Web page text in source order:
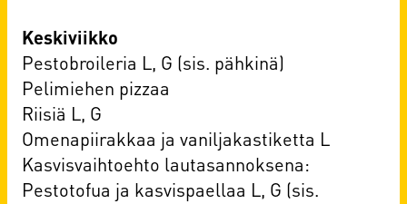
Keskiviikko
Pestobroileria L, G (sis. pähkinä)
Pelimiehen pizzaa
Riisiä L, G
Omenapiirakkaa ja vaniljakastiketta L
Kasvisvaihtoehto lautasannoksena:
Pestotofua ja kasvispaellaa L, G (sis.